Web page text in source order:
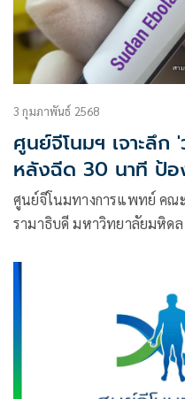
3 กุมภาพันธ์ 2568
ศูนย์จีโนมฯ เจาะลึก
หลังฉีด 30 นาที ป้อ
ศูนย์จีโนมทางการแพทย์ คณ
รามาธิบดี มหาวิทยาลัยมหิดล
รับเชื้อ